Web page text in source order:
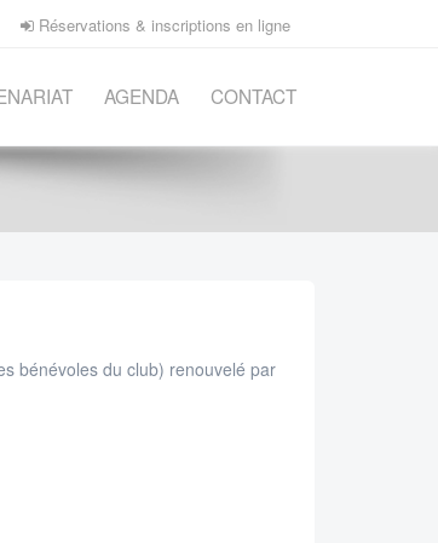
Réservations & inscriptions en ligne
AGENDA CONTACT
bénévoles du club) renouvelé par